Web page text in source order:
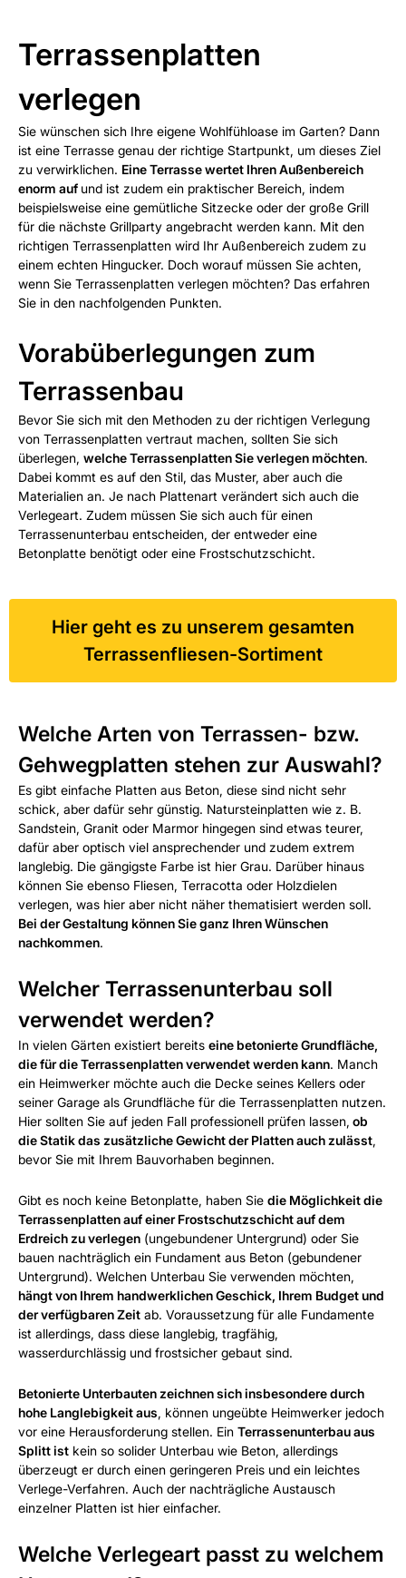
Terrassenplatten
verlegen
Sie wünschen sich Ihre eigene Wohlfühloase im Garten? Dann
ist eine Terrasse genau der richtige Startpunkt, um dieses Ziel
zu verwirklichen. Eine Terrasse wertet Ihren Außenbereich
enorm auf und ist zudem ein praktischer Bereich, indem
beispielsweise eine gemütliche Sitzecke oder der große Grill
für die nächste Grillparty angebracht werden kann. Mit den
richtigen Terrassenplatten wird Ihr Außenbereich zudem zu
einem echten Hingucker. Doch worauf müssen Sie achten,
wenn Sie Terrassenplatten verlegen möchten? Das erfahren
Sie in den nachfolgenden Punkten.
Vorabüberlegungen zum
Terrassenbau
Bevor Sie sich mit den Methoden zu der richtigen Verlegung
von Terrassenplatten vertraut machen, sollten Sie sich
überlegen, welche Terrassenplatten Sie verlegen möchten.
Dabei kommt es auf den Stil, das Muster, aber auch die
Materialien an. Je nach Plattenart verändert sich auch die
Verlegeart. Zudem müssen Sie sich auch für einen
Terrassenunterbau entscheiden, der entweder eine
Betonplatte benötigt oder eine Frostschutzschicht.
Hier geht es zu unserem gesamten
Terrassenfliesen-Sortiment
Welche Arten von Terrassen- bzw.
Gehwegplatten stehen zur Auswahl?
Es gibt einfache Platten aus Beton, diese sind nicht sehr
schick, aber dafür sehr günstig. Natursteinplatten wie z. B.
Sandstein, Granit oder Marmor hingegen sind etwas teurer,
dafür aber optisch viel ansprechender und zudem extrem
langlebig. Die gängigste Farbe ist hier Grau. Darüber hinaus
können Sie ebenso Fliesen, Terracotta oder Holzdielen
verlegen, was hier aber nicht näher thematisiert werden soll.
Bei der Gestaltung können Sie ganz Ihren Wünschen
nachkommen.
Welcher Terrassenunterbau soll
verwendet werden?
In vielen Gärten existiert bereits eine betonierte Grundfläche,
die für die Terrassenplatten verwendet werden kann. Manch
ein Heimwerker möchte auch die Decke seines Kellers oder
seiner Garage als Grundfläche für die Terrassenplatten nutzen.
Hier sollten Sie auf jeden Fall professionell prüfen lassen, ob
die Statik das zusätzliche Gewicht der Platten auch zulässt,
bevor Sie mit Ihrem Bauvorhaben beginnen.
Gibt es noch keine Betonplatte, haben Sie die Möglichkeit die
Terrassenplatten auf einer Frostschutzschicht auf dem
Erdreich zu verlegen (ungebundener Untergrund) oder Sie
bauen nachträglich ein Fundament aus Beton (gebundener
Untergrund). Welchen Unterbau Sie verwenden möchten,
hängt von Ihrem handwerklichen Geschick, Ihrem Budget und
der verfügbaren Zeit ab. Voraussetzung für alle Fundamente
ist allerdings, dass diese langlebig, tragfähig,
wasserdurchlässig und frostsicher gebaut sind.
Betonierte Unterbauten zeichnen sich insbesondere durch
hohe Langlebigkeit aus, können ungeübte Heimwerker jedoch
vor eine Herausforderung stellen. Ein Terrassenunterbau aus
Splitt ist kein so solider Unterbau wie Beton, allerdings
überzeugt er durch einen geringeren Preis und ein leichtes
Verlege-Verfahren. Auch der nachträgliche Austausch
einzelner Platten ist hier einfacher.
Welche Verlegeart passt zu welchem